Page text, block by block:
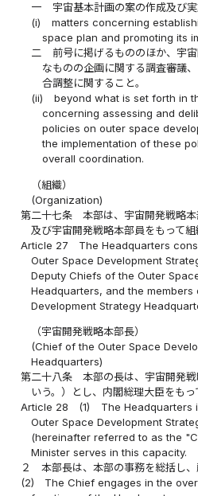
一
宇宙基本計画の案の作成及び
(i)
matters concerning
space plan and promoting its
二
前号に掲げるもののほか、宇
なものの企画に関する調査審議
合調整に関すること。
(ii)
beyond what is set forth in
concerning assessing and
policies on outer space
the implementation of these
overall coordination.
（組織）
(Organization)
第二十七条
本部は、宇宙開発戦略
及び宇宙開発戦略本部員をもって組
Article 27
The Headquarters
Outer Space Development
Deputy Chiefs of the Outer
Headquarters, and the members
Development Strategy
（宇宙開発戦略本部長）
(Chief of the Outer Space
Headquarters)
第二十八条
本部の長は、宇宙開発
いう。）とし、内閣総理大臣をもっ
Article 28
(1)
The Headquarters
Outer Space Development
(hereinafter referred to as the
Minister serves in this capacity.
２
本部長は、本部の事務を総括し
(2)
The Chief engages in the